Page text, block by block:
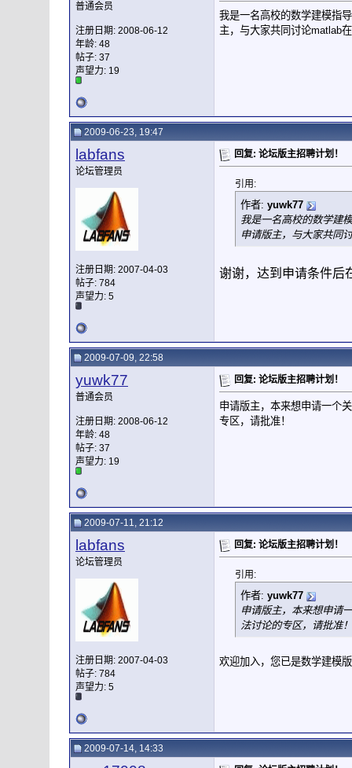
普通会员
注册日期: 2008-06-12
年龄: 48
帖子: 37
声望力: 19
我是一名高校的数学建模指
主，与大家共同讨论matlab
2009-06-23, 19:47
labfans
论坛管理员
注册日期: 2007-04-03
帖子: 784
声望力: 5
回复: 论坛版主招聘计划！
引用:
作者: yuwk77
我是一名高校的数学建
申请版主，与大家共同
谢谢，达到申请条件后
2009-07-09, 22:58
yuwk77
普通会员
注册日期: 2008-06-12
年龄: 48
帖子: 37
声望力: 19
回复: 论坛版主招聘计划！
申请版主，本来想申请一个
专区，请批准！
2009-07-11, 21:12
labfans
论坛管理员
注册日期: 2007-04-03
帖子: 784
声望力: 5
回复: 论坛版主招聘计划！
引用:
作者: yuwk77
申请版主，本来想申请
法讨论的专区，请批准！
欢迎加入，您已是数学建模
2009-07-14, 14:33